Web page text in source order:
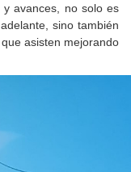
avances, no solo es
sino también
asisten mejorando